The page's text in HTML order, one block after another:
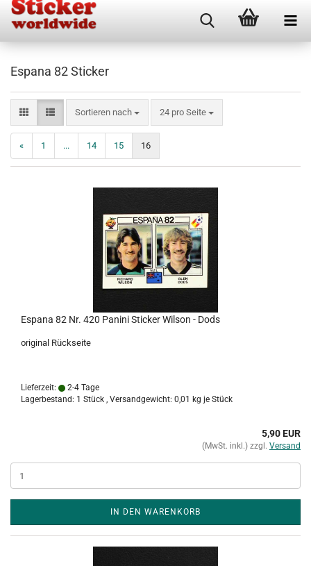
Espana 82 Sticker
Sortieren nach
Sortieren nach 24 pro Seite
pro Seite
« 1 ... 14 15 16
Espana 82 Nr. 420 Panini Sticker Wilson - Dods
original Rückseite
Lieferzeit:
2-4 Tage
Lagerbestand: 1 Stück , Versandgewicht: 0,01 kg je Stück
5,90 EUR
(MwSt. inkl.) zzgl. Versand
IN DEN WARENKORB